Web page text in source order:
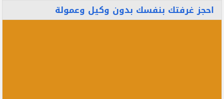
احجز غرفتك بنفسك بدون وكيل وعمولة